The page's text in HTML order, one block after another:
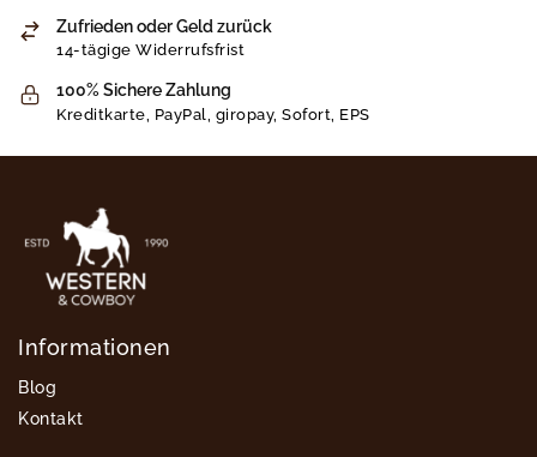
Zufrieden oder Geld zurück
14-tägige Widerrufsfrist
100% Sichere Zahlung
Kreditkarte, PayPal, giropay, Sofort, EPS
Informationen
Blog
Kontakt